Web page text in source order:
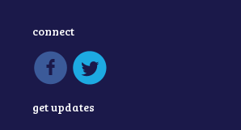
connect
get updates